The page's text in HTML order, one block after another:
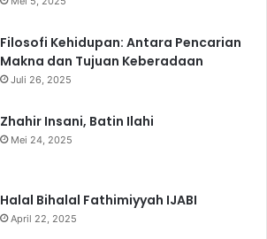
Filosofi Kehidupan: Antara Pencarian
Makna dan Tujuan Keberadaan
Juli 26, 2025
Zhahir Insani, Batin Ilahi
Mei 24, 2025
Halal Bihalal Fathimiyyah IJABI
April 22, 2025